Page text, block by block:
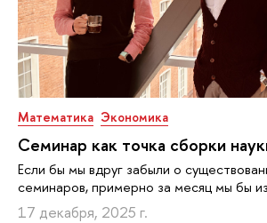
Математика Экономика
Семинар как точка сборки
Если бы мы вдруг забыли о
семинаров, примерно за месяц мы бы
17 декабря, 2025 г.